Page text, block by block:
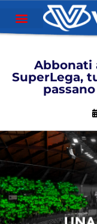
Abbonati
SuperLega,